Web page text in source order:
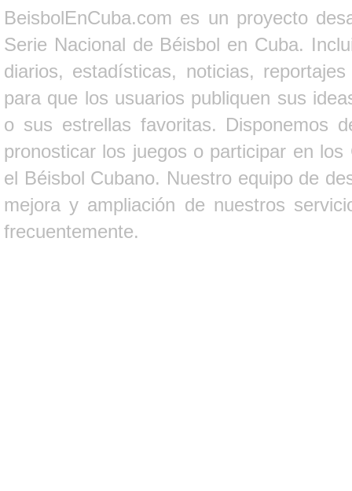
BeisbolEnCuba.com es un proyecto
Serie Nacional de Béisbol en Cuba.
diarios, estadísticas, noticias,
para que los usuarios publiquen sus
o sus estrellas favoritas. Disponemos
pronosticar los juegos o participar en
el Béisbol Cubano. Nuestro equipo de
mejora y ampliación de nuestros
frecuentemente.